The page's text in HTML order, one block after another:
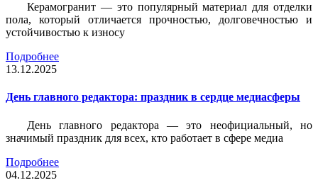
Керамогранит — это популярный материал для отделки
пола, который отличается прочностью, долговечностью и
устойчивостью к износу
Подробнее
13.12.2025
День главного редактора: праздник в сердце медиасферы
День главного редактора — это неофициальный, но
значимый праздник для всех, кто работает в сфере медиа
Подробнее
04.12.2025